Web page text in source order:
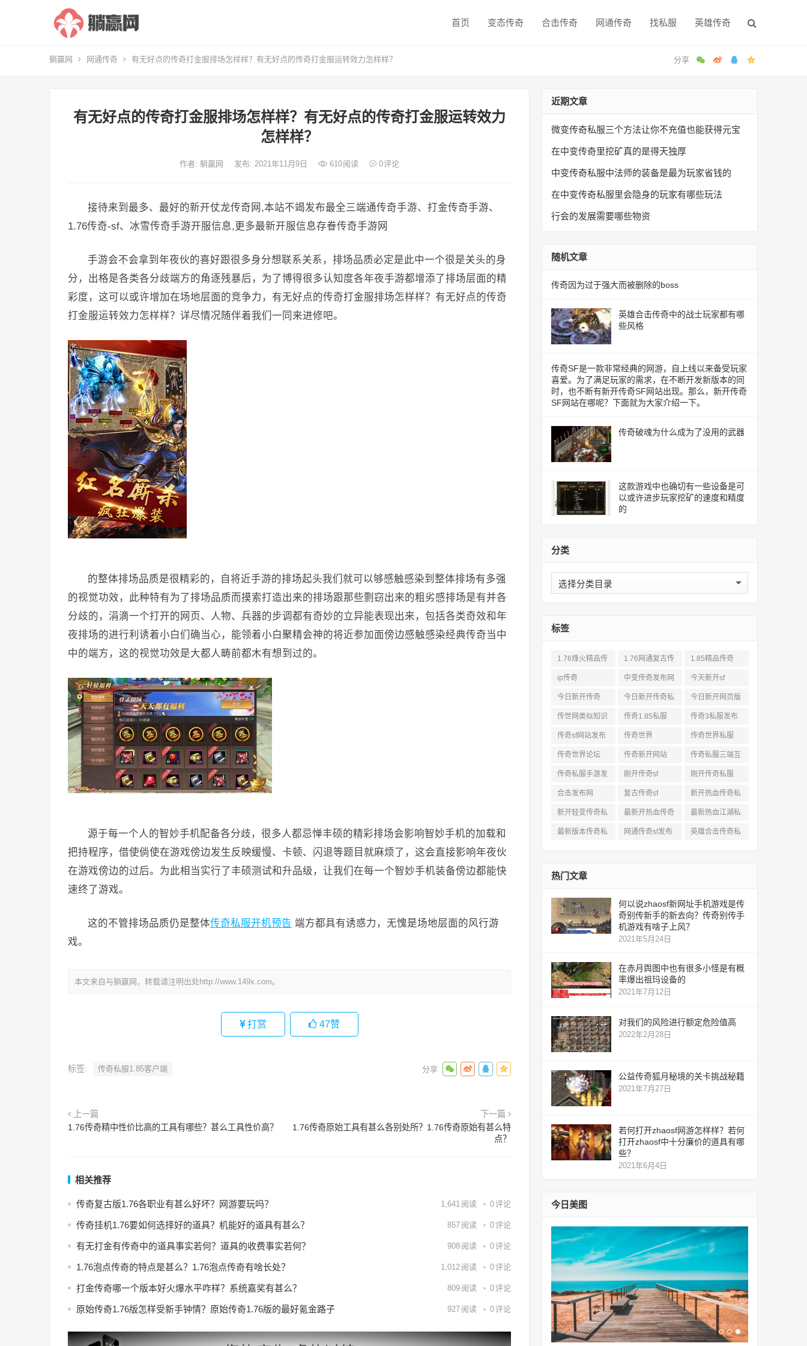
首页 变态传奇 合击传奇 网通传奇 找私服 英雄传奇
躺赢网 网通传奇 有无好点的传奇打金服排场怎样样？有无好点的传奇打金服运转效力怎样样？
有无好点的传奇打金服排场怎样样？有无好点的传奇打金服运转效力
怎样样？
作者: 躺赢网 发布: 2021年11月9日 610阅读 0评论
接待来到最多、最好的新开仗龙传奇网,本站不竭发布最全三端通传奇手游、打金传奇手游、
1.76传奇-sf、冰雪传奇手游开服信息,更多最新开服信息存眷传奇手游网
手游会不会拿到年夜伙的喜好跟很多身分想联系关系，排场品质必定是此中一个很是关头的身
分，出格是各类各分歧端方的角逐残暴后，为了博得很多认知度各年夜手游都增添了排场层面的精
彩度，这可以或许增加在场地层面的竞争力，有无好点的传奇打金服排场怎样样？有无好点的传奇
打金服运转效力怎样样？详尽情况随伴着我们一同来进修吧。
的整体排场品质是很精彩的，自将近手游的排场起头我们就可以够感触感染到整体排场有多强
的视觉功效，此种特有为了排场品质而摸索打造出来的排场跟那些剽窃出来的粗劣感排场是有并各
分歧的，涓滴一个打开的网页、人物、兵器的步调都有奇妙的立异能表现出来，包括各类奇效和年
夜排场的进行利诱着小白们确当心，能领着小白聚精会神的将近参加面傍边感触感染经典传奇当中
中的端方，这的视觉功效是大都人畴前都木有想到过的。
源于每一个人的智妙手机配备各分歧，很多人都忌惮丰硕的精彩排场会影响智妙手机的加载和
把持程序，借使倘使在游戏傍边发生反映缓慢、卡顿、闪退等题目就麻烦了，这会直接影响年夜伙
在游戏傍边的过后。为此相当实行了丰硕测试和升品级，让我们在每一个智妙手机装备傍边都能快
速终了游戏。
这的不管排场品质仍是整体传奇私服开机预告 端方都具有诱惑力，无愧是场地层面的风行游
戏。
本文来自与躺赢网，转载请注明出处http://www.149x.com。
打赏 47赞
标签: 传奇私服1.85客户端
上一篇
1.76传奇精中性价比高的工具有哪些？甚么工具性价高？
下一篇
1.76传奇原始工具有甚么各别处所？1.76传奇原始有甚么特
点？
相关推荐
传奇复古版1.76各职业有甚么好坏？网游要玩吗？ 1,641 阅读 0评论
传奇挂机1.76要如何选择好的道具？机能好的道具有甚么？ 857 阅读 0评论
有无打金有传奇中的道具事实若何？道具的收费事实若何？ 908 阅读 0评论
1.76泡点传奇的特点是甚么？1.76泡点传奇有啥长处？ 1,012 阅读 0评论
打金传奇哪一个版本好火爆水平咋样？系统嘉奖有甚么？ 809 阅读 0评论
原始传奇1.76版怎样受新手钟情？原始传奇1.76版的最好氪金路子 927 阅读 0评论
近期文章
微变传奇私服三个方法让你不充值也能获得元宝
在中变传奇里挖矿真的是得天独厚
中变传奇私服中法师的装备是最为玩家省钱的
在中变传奇私服里会隐身的玩家有哪些玩法
行会的发展需要哪些物资
随机文章
传奇因为过于强大而被删除的boss
英雄合击传奇中的战士玩家都有哪
些风格
传奇SF是一款非常经典的网游，自上线以来备受玩家
喜爱。为了满足玩家的需求，在不断开发新版本的同
时，也不断有新开传奇SF网站出现。那么，新开传奇
SF网站在哪呢？下面就为大家介绍一下。
传奇破魂为什么成为了没用的武器
这款游戏中也确切有一些设备是可
以或许进步玩家挖矿的速度和精度
的
分类
分
类
标签
1.76烽火精品传
奇私服网站
1.76网通复古传
奇sf
1.85精品传奇
ip传奇 中变传奇发布网 今天新开sf
今日新开传奇
今日新开传奇私
服发布网
今日新开网页版
传奇
传世网类似知识 传奇1.85私服
传奇3私服发布
网站
传奇sf网站发布
网
传奇世界 传奇世界私服
传奇世界论坛 传奇新开网站
传奇私服三端互
通
传奇私服手游发
布网三端
刚开传奇sf 刚开传奇私服
合击发布网 复古传奇sf
新开热血传奇私
服网
新开轻变传奇私
服
最新开热血传奇
私服
最新热血江湖私
服
最新版本传奇私
网通传奇sf发布
英雄合击传奇私
热门文章
何以说zhaosf新网址手机游戏是传
奇别传新手的新去向？传奇别传手
机游戏有啥子上风？
2021年5月24日
在赤月舆图中也有很多小怪是有概
率爆出祖玛设备的
2021年7月12日
对我们的风险进行额定危险值高
2022年2月28日
公益传奇狐月秘境的关卡挑战秘籍
2021年7月27日
若何打开zhaosf网游怎样样？若何
打开zhaosf中十分廉价的道具有哪
些？
2021年6月4日
今日美图